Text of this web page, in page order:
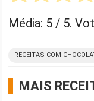
Média: 5 / 5.
RECEITAS COM
MAIS